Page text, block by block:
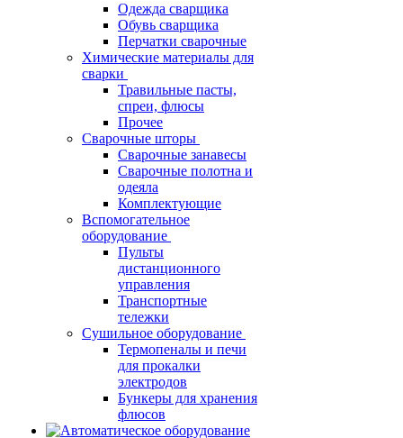
Одежда сварщика
Обувь сварщика
Перчатки сварочные
Химические материалы для
сварки
Травильные пасты,
спреи, флюсы
Прочее
Сварочные шторы
Сварочные занавесы
Сварочные полотна и
одеяла
Комплектующие
Вспомогательное
оборудование
Пульты
дистанционного
управления
Транспортные
тележки
Сушильное оборудование
Термопеналы и печи
для прокалки
электродов
Бункеры для хранения
флюсов